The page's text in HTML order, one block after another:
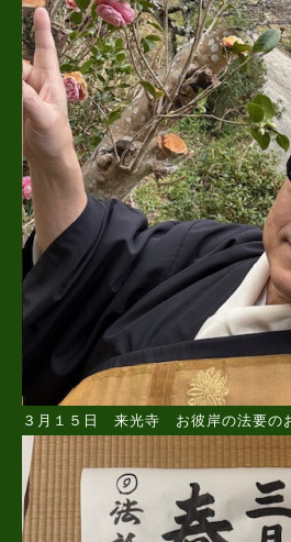
３月１５日 来光寺 お彼岸の法要の